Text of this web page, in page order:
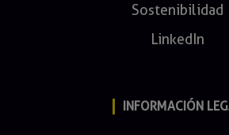
Sostenibilidad
LinkedIn
INFORMACIÓN